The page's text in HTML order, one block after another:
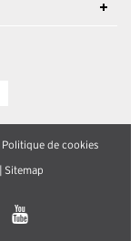
Politique de cookies
Sitemap